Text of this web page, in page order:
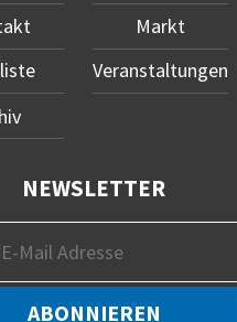
Markt
Veranstaltungen
NEWSLETTER